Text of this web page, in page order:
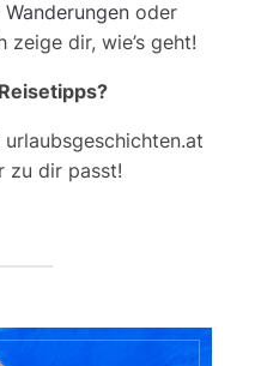
Wanderungenoder
zeige dir, wie’s geht!
zu dir passt!